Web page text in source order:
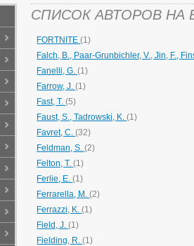
СПИСОК АВТОРОВ НА
FORTNITE(1)
Falch, B., Paar-Grunbichler, V., Jin, F.,
Fanelli, G.(1)
Farrow, J.(1)
Fast, T.(5)
Faust, S., Tadrowski, K.(1)
Favret, C.(32)
Feldman, S.(2)
Felton, T.(1)
Ferlie, E.(1)
Ferrarella, M.(2)
Ferrazzi, K.(1)
Field, J.(1)
Fielding, R.(1)